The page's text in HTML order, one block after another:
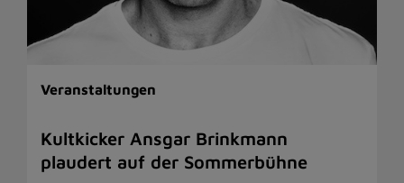
Veranstaltungen
Kultkicker Ansgar Brinkmann
plaudert auf der Sommerbühne